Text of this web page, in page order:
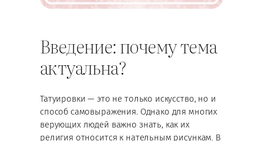
Введение: почему тема
актуальна?
Татуировки — это не только искусство, но и
способ самовыражения. Однако для многих
верующих людей важно знать, как их
религия относится к нательным рисункам. В